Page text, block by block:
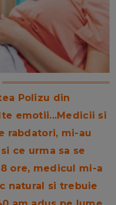
Polizu din
emotii...Medicii si
rabdatori, mi-au
ce urma sa se
ore, medicul mi-a
natural si trebuie